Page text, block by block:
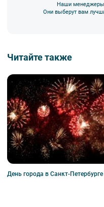
Наши менеджеры
Они выберут вам
Читайте также
День города в Санкт-Петербурге